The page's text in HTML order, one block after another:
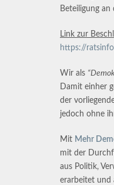
Beteiligung an
Link zur
https://
Wir als
Damit einher
der
jedoch ohne
Mit Mehr
mit der
aus Politik,
erarbeitet und